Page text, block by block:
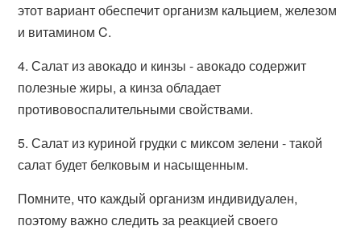
этот вариант обеспечит организм кальцием, железом
и витамином C.
4. Салат из авокадо и кинзы - авокадо содержит
полезные жиры, а кинза обладает
противовоспалительными свойствами.
5. Салат из куриной грудки с миксом зелени - такой
салат будет белковым и насыщенным.
Помните, что каждый организм индивидуален,
поэтому важно следить за реакцией своего